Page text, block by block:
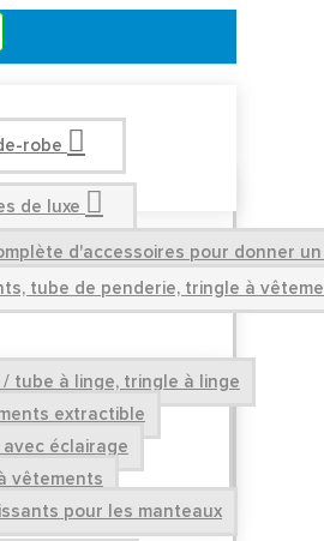
robe
de luxe
d'accessoires pour donner
tube de penderie, tringle à
tube à linge, tringle à linge
extractible
éclairage
vêtements
pour les manteaux